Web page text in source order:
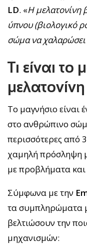
LD. «Η μελατονίνη
ύπνου (βιολογικό
σώμα να
Τι είναι το
μελατονίνη
Το μαγνήσιο είναι
στο ανθρώπινο
περισσότερες από
χαμηλή πρόσληψη
με προβλήματα
Σύμφωνα με την
τα συμπληρώματα
βελτιώσουν την
μηχανισμών: